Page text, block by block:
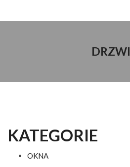
DRZWI
KATEGORIE
OKNA